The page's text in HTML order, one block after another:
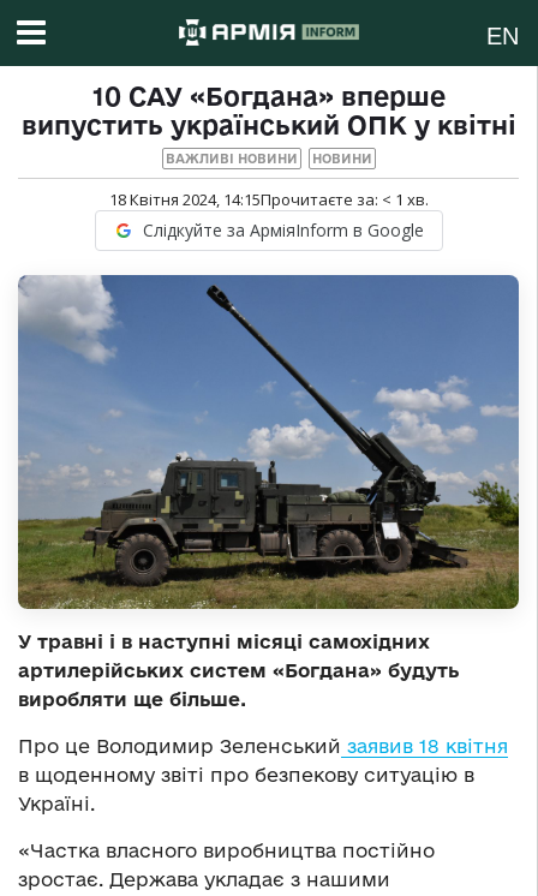
EN
10 САУ «Богдана» вперше
випустить український ОПК у квітні
ВАЖЛИВІ НОВИНИ НОВИНИ
18 Квітня 2024, 14:15Прочитаєте за: < 1 хв.
Слідкуйте за АрміяInform в Google
У травні і в наступні місяці самохідних
артилерійських систем «Богдана» будуть
виробляти ще більше.
Про це Володимир Зеленський заявив 18 квітня
в щоденному звіті про безпекову ситуацію в
Україні.
«Частка власного виробництва постійно
зростає. Держава укладає з нашими